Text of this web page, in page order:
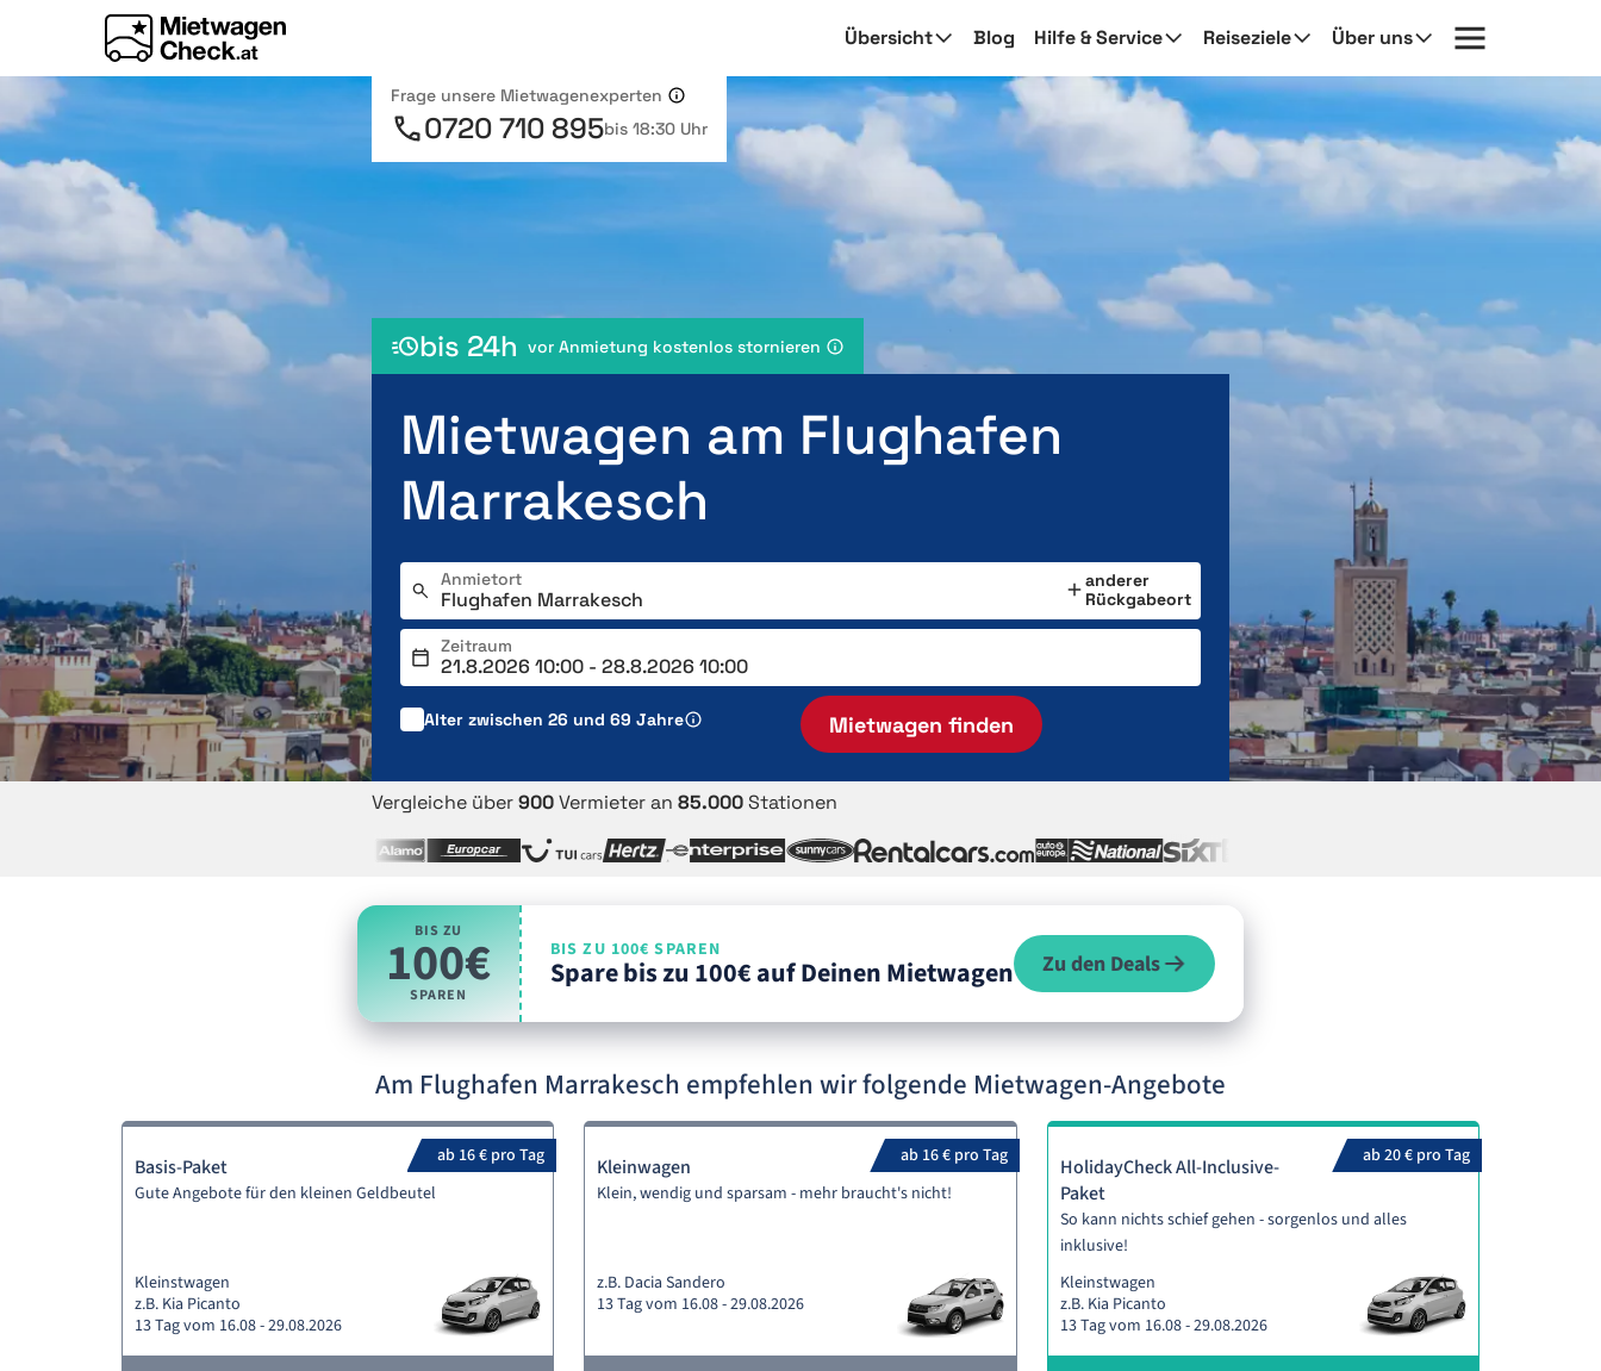
Übersicht Blog Hilfe & Service Reiseziele Über uns
Frage unsere Mietwagenexperten
0720 710 895bis 18:30 Uhr
bis 24h vor Anmietung kostenlos stornieren
Mietwagen am Flughafen
Marrakesch
Anmietort
anderer
Rückgabeort
Zeitraum
Alter zwischen 26 und 69 Jahre Mietwagen finden
Vergleiche über900Vermieter an 85.000Stationen
BIS ZU
100€
SPAREN
BIS ZU 100€ SPAREN
Spare bis zu 100€ auf Deinen Mietwagen Zu den Deals
Am Flughafen Marrakesch empfehlen wir folgende Mietwagen-Angebote
ab 16 € pro Tag
Basis-Paket
Gute Angebote für den kleinen Geldbeutel
Kleinstwagen
z.B. Kia Picanto
13 Tag vom 16.08 - 29.08.2026
ab 16 € pro Tag
Kleinwagen
Klein, wendig und sparsam - mehr braucht's nicht!
z.B. Dacia Sandero
13 Tag vom 16.08 - 29.08.2026
ab 20 € pro Tag
HolidayCheck All-Inclusive-
Paket
So kann nichts schief gehen - sorgenlos und alles
inklusive!
Kleinstwagen
z.B. Kia Picanto
13 Tag vom 16.08 - 29.08.2026